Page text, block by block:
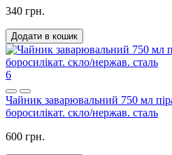
340 грн.
Додати в кошик
6
Чайник заварювальний 750 мл
боросилікат. скло/нержав. сталь
600 грн.